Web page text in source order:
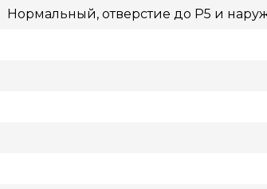
Нормальный, отверстие до P5 и